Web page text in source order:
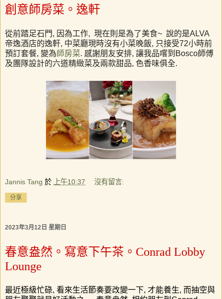
創意師房菜。逸軒
從前踏足石門, 因為工作, 現在則是為了美食~ 說的是ALVA
帝逸酒店的逸軒, 中菜廳現時沒有小菜晚飯, 只接受72小時前
預訂套餐, 變為師房菜. 感謝朋友安排, 讓我品嚐到 Bosco師傅
及團隊設計的六道精緻菜及兩款甜品, 色香味俱全.
Jannis Tang 於 上午10:37 沒有留言:
分享
2023年3月12日 星期日
春意盎然。寫意下午茶。Conrad Lobby
Lounge
最近極級忙碌, 看來生活節奏要改變一下, 才能養生, 而抽空與